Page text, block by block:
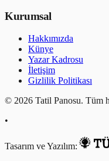
Kurumsal
Hakkımızda
Künye
Yazar Kadrosu
İletişim
Gizlilik Politikası
© 2026 Tatil Panosu. Tüm
•
Tasarım ve Yazılım: